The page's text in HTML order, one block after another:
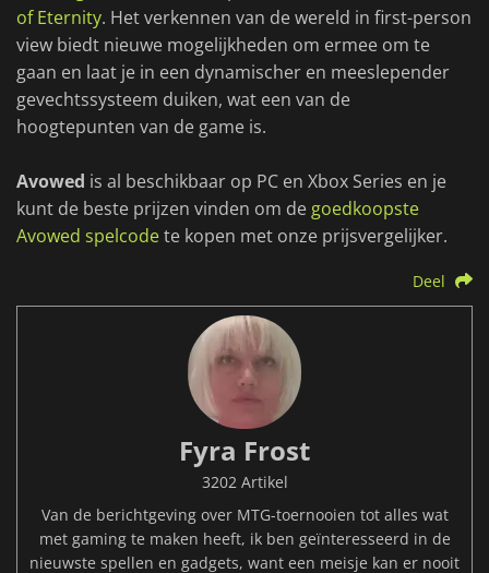
of Eternity. Het verkennen van de wereld in first-person
view biedt nieuwe mogelijkheden om ermee om te
gaan en laat je in een dynamischer en meeslepender
gevechtssysteem duiken, wat een van de
hoogtepunten van de game is.
Avowed is al beschikbaar op PC en Xbox Series en je
kunt de beste prijzen vinden om de goedkoopste
Avowed spelcodete kopen met onze prijsvergelijker.
Deel
Fyra Frost
3202 Artikel
Van de berichtgeving over MTG-toernooien tot alles wat
met gaming te maken heeft, ik ben geïnteresseerd in de
nieuwste spellen en gadgets, want een meisje kan er nooit